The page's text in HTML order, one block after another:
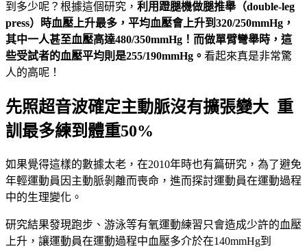
到多少呢？根據這個研究， 利用蹬腿機做腿推舉（double-leg
press）時血壓上升最多，平均血壓會上升到320/250mmHg，
其中一人甚至血壓高達480/350mmHg！而做單臂彎舉時，這
些受試者的血壓平均則是255/190mmHg。 看起來真是非常驚
人的高呢！
先照超音波確定主動脈沒有擴張變大 重
訓最多練到體重50%
如果覺得這樣的數據太老，在2010年時也有篇研究，為了避免
年輕運動員因主動脈剝離而喪命，進而探討運動員在運動過程
中的生理變化。
研究結果發現跑步、游泳等有氧運動練習只會造成少許的血壓
上升，讓運動員在運動過程中血壓多介於在140mmHg到